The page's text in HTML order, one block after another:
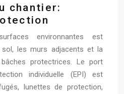
chantier:
environnantes est
sol, les murs adjacents et la
protectrices. Le port
individuelle (EPI) est
lunettes de protection,